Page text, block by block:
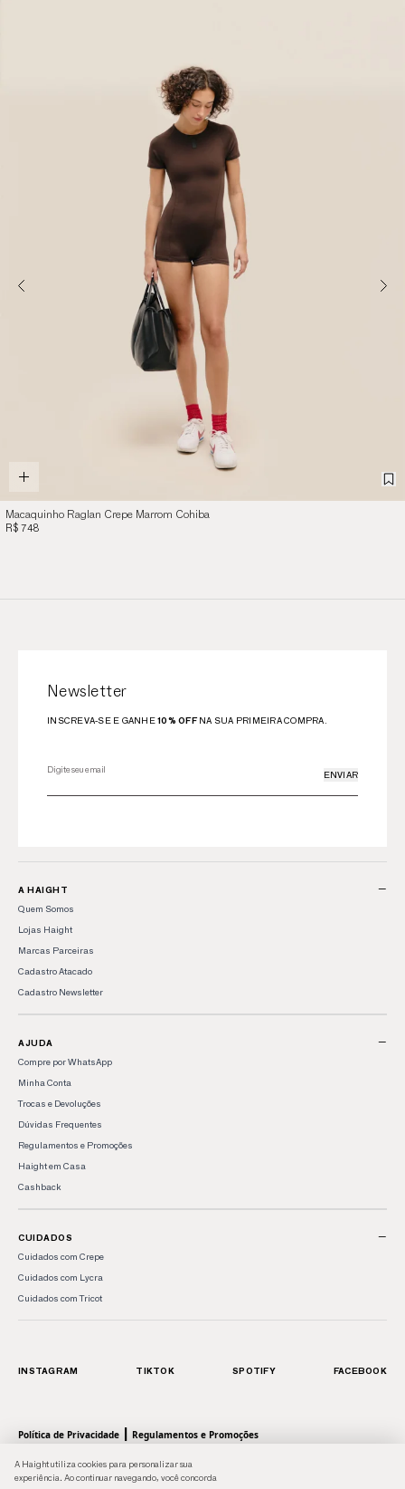
Macaquinho Raglan Crepe Marrom Cohiba
R$ 748
A Haight utiliza cookies para personalizar sua
experiência. Ao continuar navegando, você concorda
Newsletter
INSCREVA-SE E GANHE10% OFFNA SUA PRIMEIRA COMPRA.
ENVIAR
A HAIGHT −
Quem Somos
Lojas Haight
Marcas Parceiras
Cadastro Atacado
Cadastro Newsletter
AJUDA −
Compre por WhatsApp
Minha Conta
Trocas e Devoluções
Dúvidas Frequentes
Regulamentos e Promoções
Haight em Casa
Cashback
CUIDADOS −
Cuidados com Crepe
Cuidados com Lycra
Cuidados com Tricot
INSTAGRAM TIKTOK SPOTIFY FACEBOOK
Política de Privacidade | Regulamentos e Promoções
© 2026 HAIGHT, marca da Shoulder S.A. - Todos os direitos reservados.| Rua Anhaia, 411
- Bom Retiro, SP - 01130-000 | CNPJ: 43.470566/0001-90